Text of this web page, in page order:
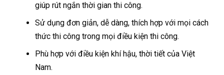
giúp rút ngắn thời gian thi công.
Sử dụng đơn giản, dễ dàng, thích hợp với mọi cách
thức thi công trong mọi điều kiện thi công.
Phù hợp với điều kiện khí hậu, thời tiết của Việt
Nam.